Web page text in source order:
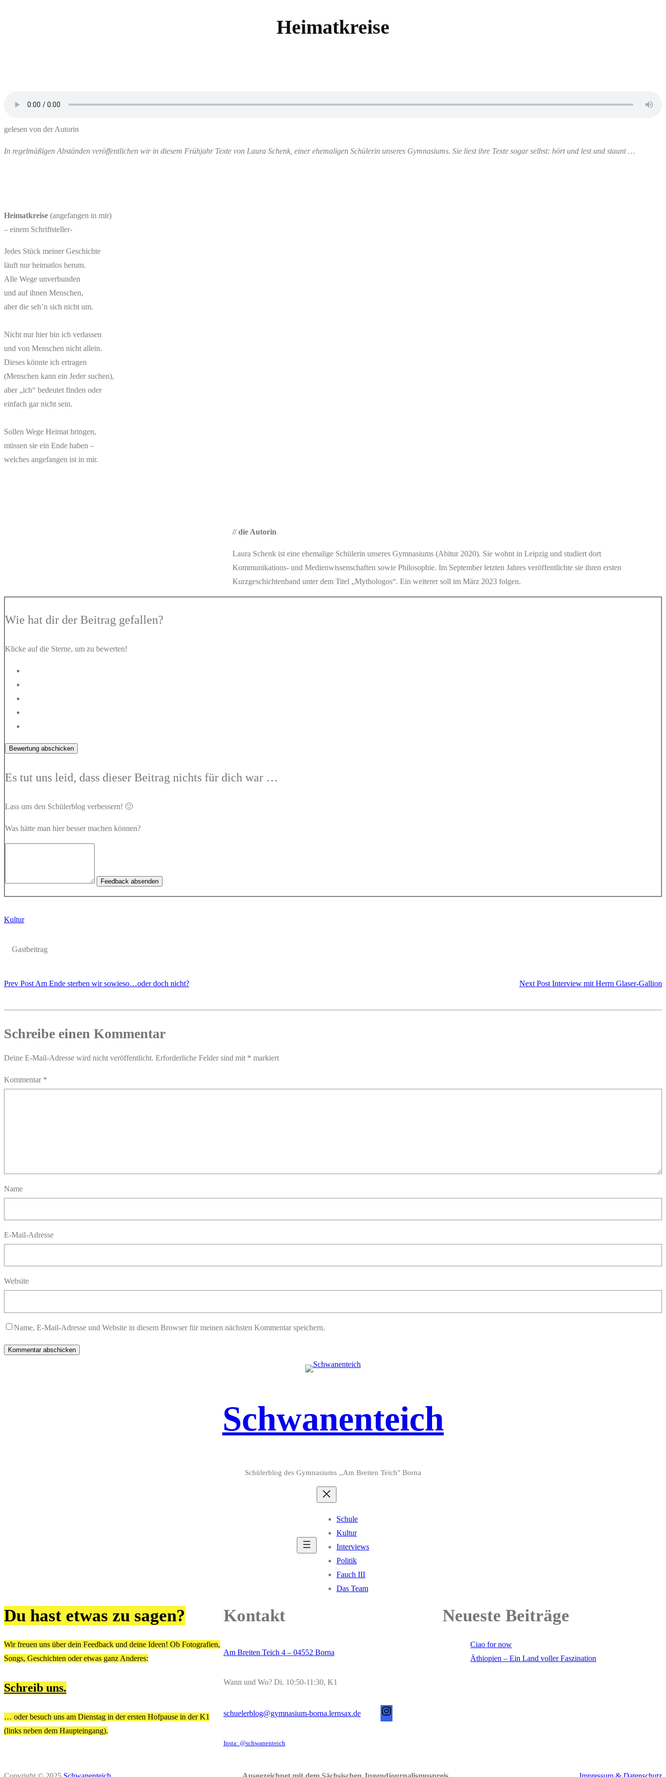
Heimatkreise
gelesen von der Autorin
In regelmäßigen Abständen veröffentlichen wir in diesem Frühjahr Texte von Laura Schenk, einer ehemaligen Schülerin unseres Gymnasiums. Sie liest ihre Texte sogar selbst: hört und lest und staunt …
Heimatkreise (angefangen in mir)
– einem Schriftsteller-
Jedes Stück meiner Geschichte
läuft nur heimatlos herum.
Alle Wege unverbunden
und auf ihnen Menschen,
aber die seh’n sich nicht um.
Nicht nur hier bin ich verlassen
und von Menschen nicht allein.
Dieses könnte ich ertragen
(Menschen kann ein Jeder suchen),
aber „ich“ bedeutet finden oder
einfach gar nicht sein.
Sollen Wege Heimat bringen,
müssen sie ein Ende haben –
welches angefangen ist in mir.
// die Autorin
Laura Schenk ist eine ehemalige Schülerin unseres Gymnasiums (Abitur 2020). Sie wohnt in Leipzig und studiert dort
Kommunikations- und Medienwissenschaften sowie Philosophie. Im September letzten Jahres veröffentlichte sie ihren ersten
Kurzgeschichtenband unter dem Titel „Mythologos“. Ein weiterer soll im März 2023 folgen.
Wie hat dir der Beitrag gefallen?
Klicke auf die Sterne, um zu bewerten!
Bewertung abschicken
Es tut uns leid, dass dieser Beitrag nichts für dich war …
Lass uns den Schülerblog verbessern! 🙂
Was hätte man hier besser machen können?
Feedback absenden
Kultur
Gastbeitrag
Prev Post Am Ende sterben wir sowieso…oder doch nicht? Next Post Interview mit Herrn Glaser-Gallion
Schreibe einen Kommentar
Deine E-Mail-Adresse wird nicht veröffentlicht. Erforderliche Felder sind mit * markiert
Kommentar *
Name
E-Mail-Adresse
Website
Name, E-Mail-Adresse und Website in diesem Browser für meinen nächsten Kommentar speichern.
Schwanenteich
Schülerblog des Gymnasiums ,,Am Breiten Teich" Borna
Schule
Kultur
Interviews
Politik
Fauch III
Das Team
Du hast etwas zu sagen?
Wir freuen uns über dein Feedback und deine Ideen! Ob Fotografien,
Songs, Geschichten oder etwas ganz Anderes:
Schreib uns.
… oder besuch uns am Dienstag in der ersten Hofpause in der K1
(links neben dem Haupteingang).
Kontakt
Am Breiten Teich 4 – 04552 Borna
Wann und Wo? Di. 10:50-11:30, K1
schuelerblog@gymnasium-borna.lernsax.de
Insta: @schwanenteich
Neueste Beiträge
Ciao for now
Äthiopien – Ein Land voller Faszination